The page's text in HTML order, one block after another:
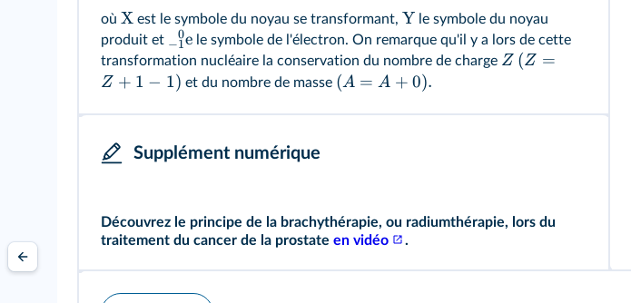
où X est le symbole du noyau se transformant, Y le symbole du noyau
produit et −1
0e le symbole de l'électron. On remarque qu'il y a lors de cette
transformation nucléaire la conservation du nombre de charge Z (Z =
Z + 1 − 1) et du nombre de masse (A = A + 0).
Supplément numérique
Découvrez le principe de la brachythérapie, ou radiumthérapie, lors du
traitement du cancer de la prostate en vidéo .